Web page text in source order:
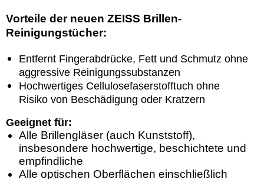
Vorteile der neuen ZEISS Brillen-
Reinigungstücher:
Entfernt Fingerabdrücke, Fett und Schmutz ohne
aggressive Reinigungssubstanzen
Hochwertiges Cellulosefaserstofftuch ohne
Risiko von Beschädigung oder Kratzern
Geeignet für:
Alle Brillengläser (auch Kunststoff),
insbesondere hochwertige, beschichtete und
empfindliche
Alle optischen Oberflächen einschließlich